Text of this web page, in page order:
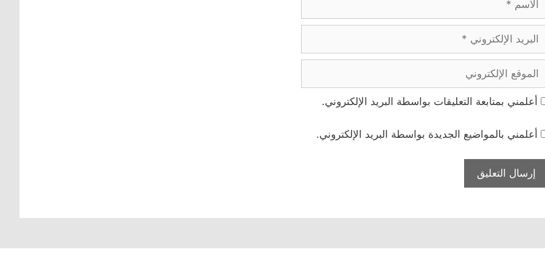
البريد
الإلكتروني
الموقع
الإلكتروني
أعلمني بمتابعة التعليقات بواسطة البريد الإلكتروني.
أعلمني بالمواضيع الجديدة بواسطة البريد الإلكتروني.